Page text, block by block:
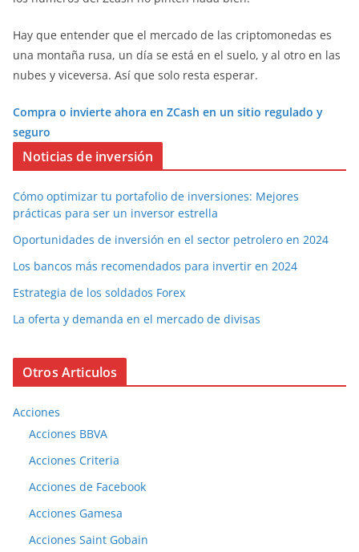
Hay que entender que el mercado de las criptomonedas es
una montaña rusa, un día se está en el suelo, y al otro en las
nubes y viceversa. Así que solo resta esperar.
Compra o invierte ahora en ZCash en un sitio regulado y
seguro
Noticias de inversión
Cómo optimizar tu portafolio de inversiones: Mejores
prácticas para ser un inversor estrella
Oportunidades de inversión en el sector petrolero en 2024
Los bancos más recomendados para invertir en 2024
Estrategia de los soldados Forex
La oferta y demanda en el mercado de divisas
Otros Articulos
Acciones
Acciones BBVA
Acciones Criteria
Acciones de Facebook
Acciones Gamesa
Acciones Saint Gobain